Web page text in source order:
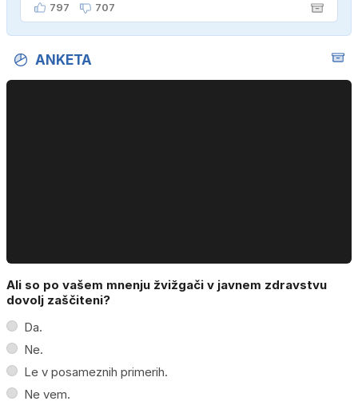
797 707
ANKETA
Ali so po vašem mnenju žvižgači v javnem zdravstvu
dovolj zaščiteni?
Da.
Ne.
Le v posameznih primerih.
Ne vem.